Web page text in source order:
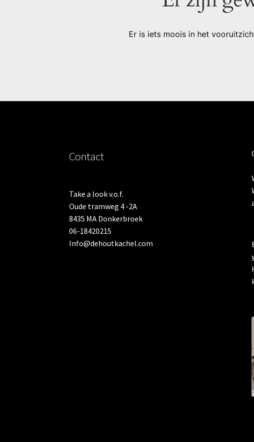
Er is iets moois in het
Contact
Take a look v.o.f.
Oude tramweg 4 -2A
8435 MA Donkerbroek
06-18420215
Info@dehoutkachel.com